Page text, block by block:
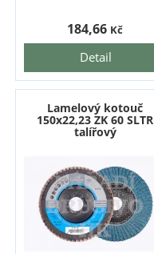
Detail
184,66 Kč
Lamelový kotouč
150x22,23 ZK 60 SLTR
talířový